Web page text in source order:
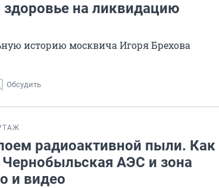
здоровье на ликвидацию
историю москвича Игоря Брехова
Обсудить
радиоактивной пыли. Как
Чернобыльская АЭС и зона
и видео